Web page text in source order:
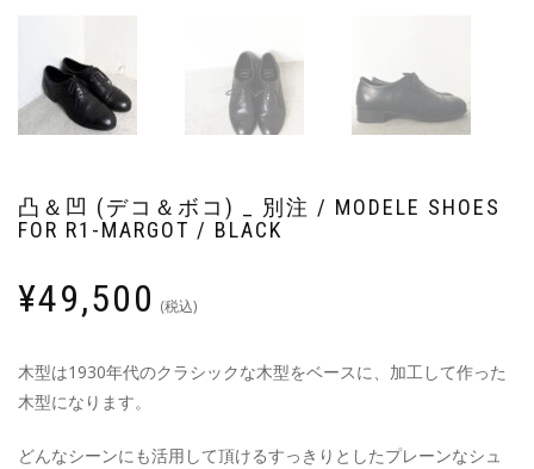
凸＆凹 (デコ＆ボコ) _ 別注 / MODELE SHOES
FOR R1-MARGOT / BLACK
¥49,500 (税込)
木型は1930年代のクラシックな木型をベースに、加工して作った
木型になります。
どんなシーンにも活用して頂けるすっきりとしたプレーンなシュ